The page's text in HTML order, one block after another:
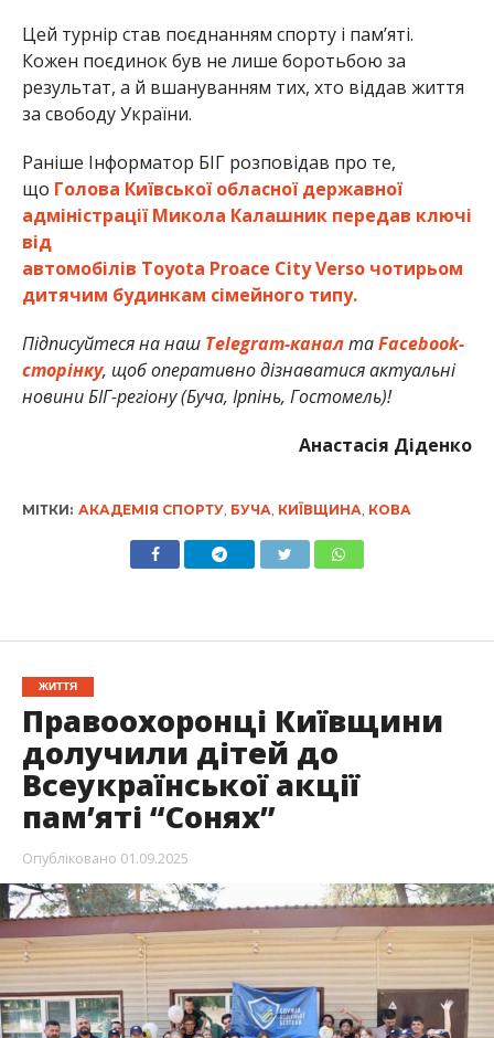
Цей турнір став поєднанням спорту і пам’яті.
Кожен поєдинок був не лише боротьбою за
результат, а й вшануванням тих, хто віддав життя
за свободу України.
Раніше Інформатор БІГ розповідав про те,
що Голова Київської обласної державної
адміністрації Микола Калашник передав ключі
від
автомобілів Toyota Proace City Versoчотирьом
дитячим будинкам сімейного типу.
Підписуйтеся на наш Telegram-каналтаFacebook-
сторінку, щоб оперативно дізнаватися актуальні
новини БІГ-регіону (Буча, Ірпінь, Гостомель)!
Анастасія Діденко
МІТКИ: АКАДЕМІЯ СПОРТУ, БУЧА, КИЇВЩИНА, КОВА
ЖИТТЯ
Правоохоронці Київщини
долучили дітей до
Всеукраїнської акції
пам’яті “Сонях”
Опубліковано 01.09.2025